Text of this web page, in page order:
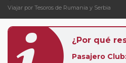
Viajar por Tesoros de Rumania y Serbia
¿Por qué
Pasajero